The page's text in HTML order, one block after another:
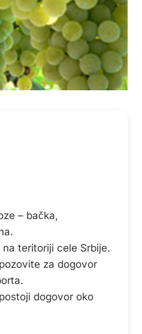
– bačka,
teritoriji cele Srbije.
za dogovor
dogovor oko